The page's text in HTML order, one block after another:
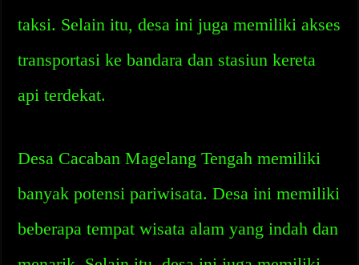
taksi. Selain itu, desa ini juga memiliki akses
transportasi ke bandara dan stasiun kereta
api terdekat.
Desa Cacaban Magelang Tengah memiliki
banyak potensi pariwisata. Desa ini memiliki
beberapa tempat wisata alam yang indah dan